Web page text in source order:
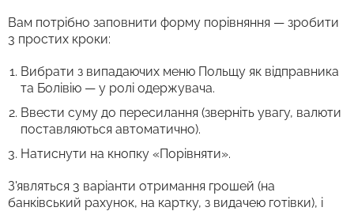
Вам потрібно заповнити форму порівняння — зробити
3 простих кроки:
Вибрати з випадаючих меню Польщу як відправника
та Болівію — у ролі одержувача.
Ввести суму до пересилання (зверніть увагу, валюти
поставляються автоматично).
Натиснути на кнопку «Порівняти».
З'являться 3 варіанти отримання грошей (на
банківський рахунок, на картку, з видачею готівки), і